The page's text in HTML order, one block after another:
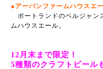
●アーバンファームハウスエ
ポートランドのベルジャン
ムハウスエール。
12月末まで限定！
5種類のクラフトビール